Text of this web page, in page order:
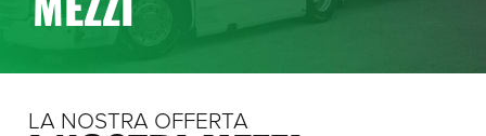
MEZZI
LA NOSTRA OFFERTA